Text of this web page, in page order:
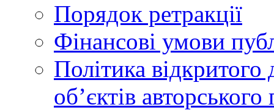
Порядок ретракції
Фінансові умови
Політика
обʼєктів авторського